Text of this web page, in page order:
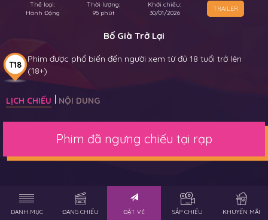
Thể loại:
Hành Động
Thời lượng:
95 phút
Khởi chiếu:
30/01/2026
TRAILER
Bố Già Trở Lại
T18
Phim được phổ biến đến người xem từ đủ 18 tuổi trở lên
(18+)
LỊCH CHIẾU NỘI DUNG
Phim đã ngưng chiếu tại rạp
DANH MỤC ĐANG CHIẾU ĐẶT VÉ SẮP CHIẾU KHUYẾN MÃI